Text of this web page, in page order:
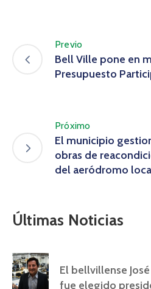
Previo
Bell Ville pone en
Presupuesto
Próximo
El municipio
obras de
del aeródromo
Últimas Noticias
El bellvillense
fue elegido